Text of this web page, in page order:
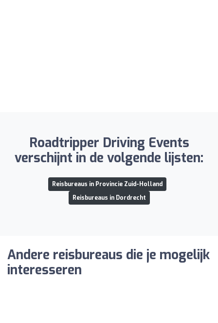
Roadtripper Driving Events
verschijnt in de volgende lijsten:
Reisbureaus in Provincie Zuid-Holland
Reisbureaus in Dordrecht
Andere reisbureaus die je mogelijk
interesseren